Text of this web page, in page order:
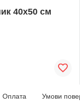
40х50 см
Оплата Умови